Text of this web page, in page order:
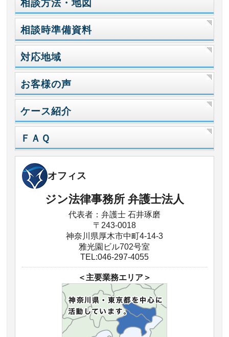
相談方法・地図
相談時準備資料
対応地域
お客様の声
ケース紹介
ＦＡＱ
オフィス
ジン法律事務所 弁護士法人
代表者：弁護士 石井琢磨
〒243-0018
神奈川県厚木市中町4-14-3
雅光園ビル702号室
TEL:046-297-4055
＜主要業務エリア＞